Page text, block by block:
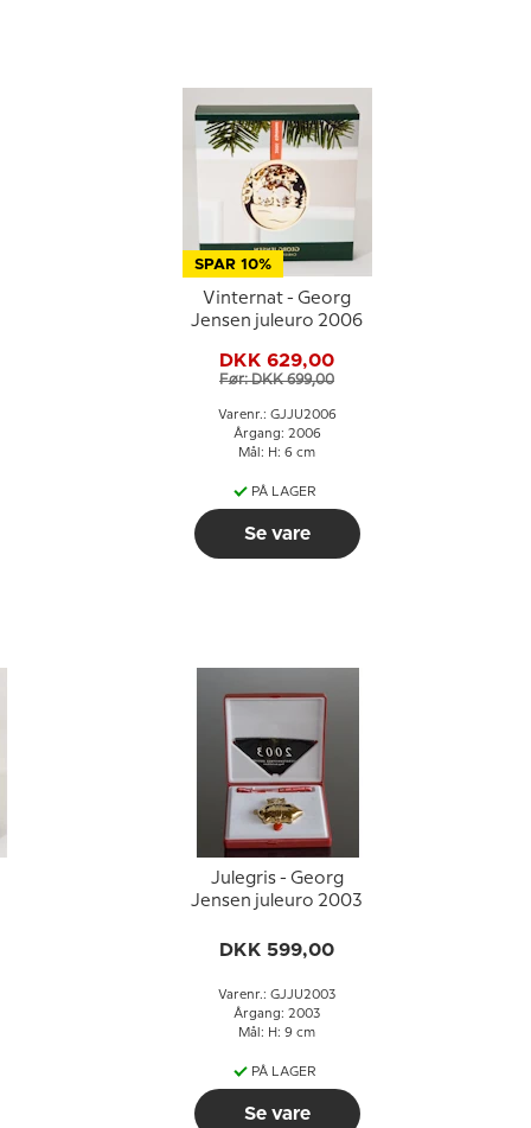
SPAR 10%
Vinternat - Georg
Jensen juleuro 2006
DKK 629,00
Før: DKK 699,00
Varenr.: GJJU2006
Årgang: 2006
Mål: H: 6 cm
PÅ LAGER
Se vare
Julegris - Georg
Jensen juleuro 2003
DKK 599,00
Varenr.: GJJU2003
Årgang: 2003
Mål: H: 9 cm
PÅ LAGER
Se vare